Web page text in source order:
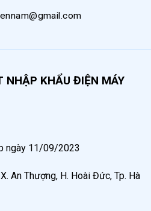
da ép mỡ
NHẬP KHẨU ĐIỆN MÁY
ngày 11/09/2023
An Thượng, H. Hoài Đức, Tp. Hà